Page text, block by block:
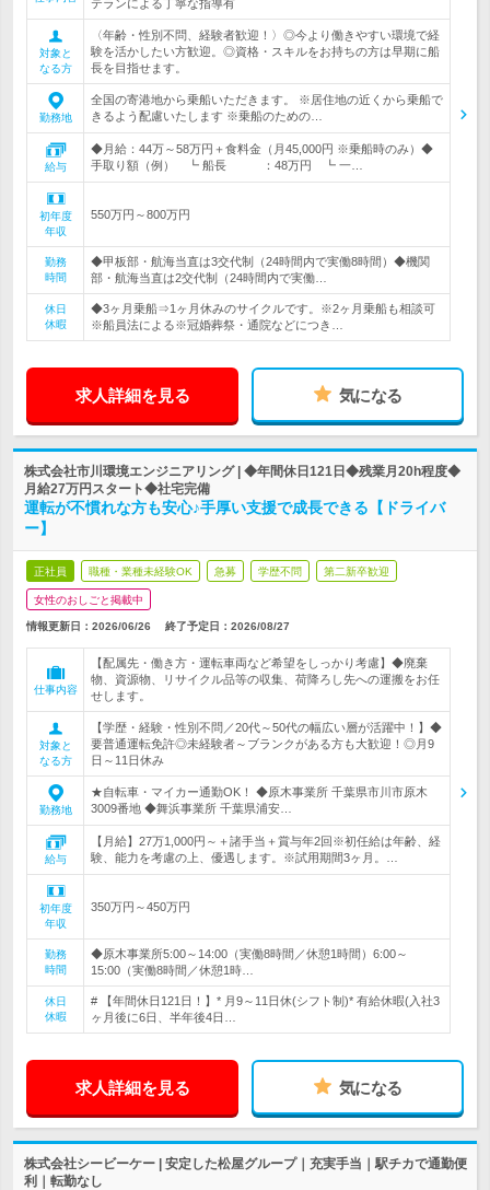
テランによる丁寧な指導有
対象と
なる方
〈年齢・性別不問、経験者歓迎！〉◎今より働きやすい環境で経
験を活かしたい方歓迎。◎資格・スキルをお持ちの方は早期に船
長を目指せます。
勤務地
全国の寄港地から乗船いただきます。 ※居住地の近くから乗船で
きるよう配慮いたします ※乗船のための…
給与
◆月給：44万～58万円＋食料金（月45,000円 ※乗船時のみ）◆
手取り額（例） ┗ 船長 ：48万円 ┗ 一…
初年度
年収
550万円～800万円
勤務
時間
◆甲板部・航海当直は3交代制（24時間内で実働8時間）◆機関
部・航海当直は2交代制（24時間内で実働…
休日
休暇
◆3ヶ月乗船⇒1ヶ月休みのサイクルです。※2ヶ月乗船も相談可
※船員法による※冠婚葬祭・通院などにつき…
求人詳細を見る 気になる
株式会社市川環境エンジニアリング | ◆年間休日121日◆残業月20h程度◆
月給27万円スタート◆社宅完備
運転が不慣れな方も安心♪手厚い支援で成長できる【ドライバ
ー】
正社員 職種・業種未経験OK 急募 学歴不問 第二新卒歓迎
女性のおしごと掲載中
情報更新日：2026/06/26 終了予定日： 2026/08/27
仕事内容
【配属先・働き方・運転車両など希望をしっかり考慮】◆廃棄
物、資源物、リサイクル品等の収集、荷降ろし先への運搬をお任
せします。
対象と
なる方
【学歴・経験・性別不問／20代～50代の幅広い層が活躍中！】◆
要普通運転免許◎未経験者～ブランクがある方も大歓迎！◎月9
日～11日休み
勤務地
★自転車・マイカー通勤OK！ ◆原木事業所 千葉県市川市原木
3009番地 ◆舞浜事業所 千葉県浦安…
給与
【月給】27万1,000円～＋諸手当＋賞与年2回※初任給は年齢、経
験、能力を考慮の上、優遇します。※試用期間3ヶ月。…
初年度
年収
350万円～450万円
勤務
時間
◆原木事業所5:00～14:00（実働8時間／休憩1時間）6:00～
15:00（実働8時間／休憩1時…
休日
休暇
# 【年間休日121日！】* 月9～11日休(シフト制)* 有給休暇(入社3
ヶ月後に6日、半年後4日…
求人詳細を見る 気になる
株式会社シービーケー | 安定した松屋グループ｜充実手当｜駅チカで通勤便
利｜転勤なし